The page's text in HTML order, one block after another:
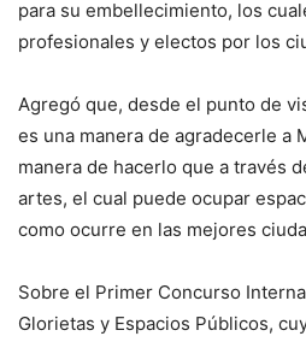
para su embellecimiento, los
profesionales y electos por los
Agregó que, desde el punto de
es una manera de agradecerle a
manera de hacerlo que a través
artes, el cual puede ocupar
como ocurre en las mejores
Sobre el Primer Concurso
Glorietas y Espacios Públicos,